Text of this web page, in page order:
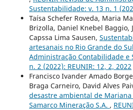
Sustentabilidade: v. 13 n. 1
Taísa Schefer Roveda, Maria
Brizolla, Daniel Knebel Baggio,
Capssa Lima Sausen,
artesanais no Rio Grande do Sul
Administração Contabilidade e
n. 2 (2022): REUNIR: 12, 2, 2022
Francisco Ivander Amado
Braga Carneiro, David Alves
desastre ambiental de
Samarco Mineração S.A. ,